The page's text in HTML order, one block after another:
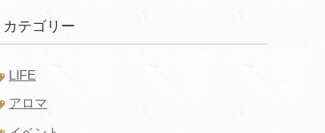
カテゴリー
LIFE
アロマ